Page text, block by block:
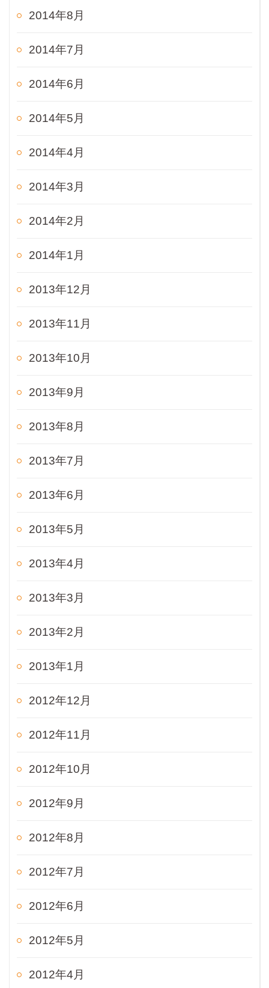
2014年8月
2014年7月
2014年6月
2014年5月
2014年4月
2014年3月
2014年2月
2014年1月
2013年12月
2013年11月
2013年10月
2013年9月
2013年8月
2013年7月
2013年6月
2013年5月
2013年4月
2013年3月
2013年2月
2013年1月
2012年12月
2012年11月
2012年10月
2012年9月
2012年8月
2012年7月
2012年6月
2012年5月
2012年4月